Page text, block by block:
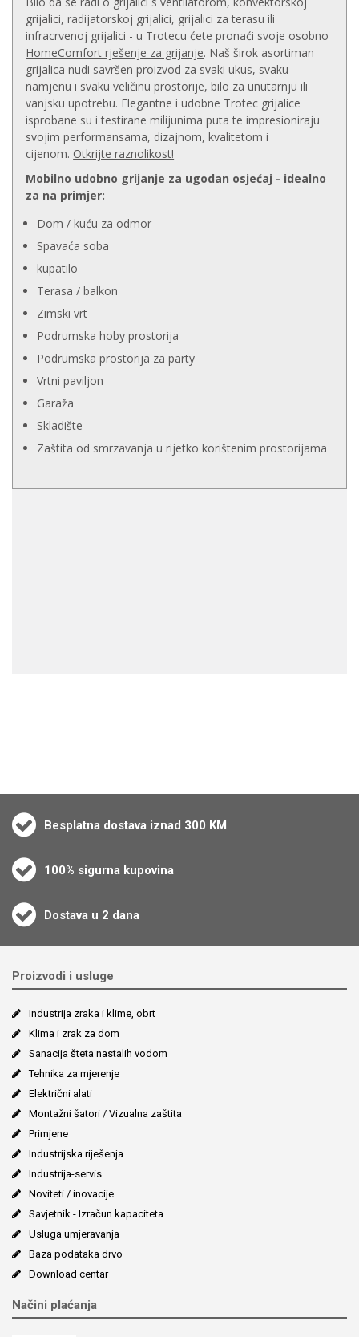
Besplatna dostava iznad 300 KM
100% sigurna kupovina
Dostava u 2 dana
Proizvodi i usluge
Industrija zraka i klime, obrt
Klima i zrak za dom
Sanacija šteta nastalih vodom
Tehnika za mjerenje
Električni alati
Montažni šatori / Vizualna zaštita
Primjene
Industrijska riješenja
Industrija-servis
Noviteti / inovacije
Savjetnik - Izračun kapaciteta
Usluga umjeravanja
Baza podataka drvo
Download centar
Načini plaćanja